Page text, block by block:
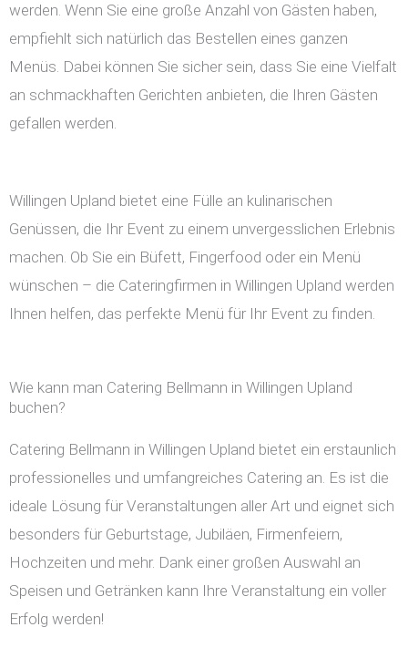
werden. Wenn Sie eine große Anzahl von Gästen haben,
empfiehlt sich natürlich das Bestellen eines ganzen
Menüs. Dabei können Sie sicher sein, dass Sie eine Vielfalt
an schmackhaften Gerichten anbieten, die Ihren Gästen
gefallen werden.
Willingen Upland bietet eine Fülle an kulinarischen
Genüssen, die Ihr Event zu einem unvergesslichen Erlebnis
machen. Ob Sie ein Büfett, Fingerfood oder ein Menü
wünschen – die Cateringfirmen in Willingen Upland werden
Ihnen helfen, das perfekte Menü für Ihr Event zu finden.
Wie kann man Catering Bellmann in Willingen Upland
buchen?
Catering Bellmann in Willingen Upland bietet ein erstaunlich
professionelles und umfangreiches Catering an. Es ist die
ideale Lösung für Veranstaltungen aller Art und eignet sich
besonders für Geburtstage, Jubiläen, Firmenfeiern,
Hochzeiten und mehr. Dank einer großen Auswahl an
Speisen und Getränken kann Ihre Veranstaltung ein voller
Erfolg werden!